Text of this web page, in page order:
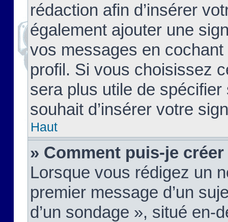
rédaction afin d’insérer
également ajouter une
vos messages en
profil. Si vous choisissez
sera plus utile de
souhait d’insérer votre
Haut
» Comment puis-je
Lorsque vous rédigez un
premier message d’un
d’un sondage », situé en-